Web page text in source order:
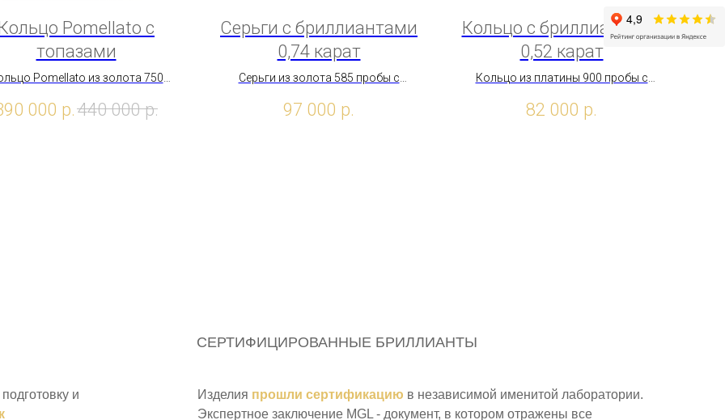
Pomellato с
топазами
Pomellato из золота 750
000 р.440 000 р.
Серьги с бриллиантами
0,74 карат
Серьги из золота 585 пробы с
97 000 р.
Кольцо с бриллиантами
0,52 карат
Кольцо из платины 900 пробы с
82 000 р.
СЕРТИФИЦИРОВАННЫЕ БРИЛЛИАНТЫ
и
Изделия прошли сертификацию в независимой именитой лаборатории.
Экспертное заключение MGL - документ, в котором отражены все